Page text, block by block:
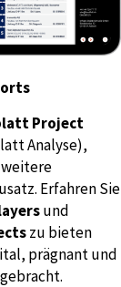
Project
Analyse),
Erfahren Sie
und
zu bieten
prägnant und